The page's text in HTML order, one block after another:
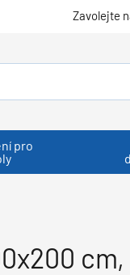
Zavolejte
pro